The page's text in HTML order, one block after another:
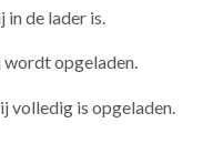
de lader is.
wordt opgeladen.
volledig is opgeladen.